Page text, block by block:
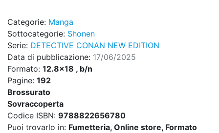
Categorie: Manga
Sottocategorie: Shonen
Serie: DETECTIVE CONAN NEW EDITION
Data di pubblicazione: 17/06/2025
Formato: 12.8x18 , b/n
Pagine: 192
Brossurato
Sovraccoperta
Codice ISBN: 9788822656780
Puoi trovarlo in: Fumetteria, Online store, Formato